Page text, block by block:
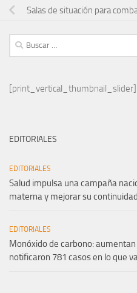
Salas de situación para
Buscar:
[print_vertical_thumbnail_slider]
EDITORIALES
EDITORIALES
Salud impulsa una campaña
materna y mejorar su continuidad
EDITORIALES
Monóxido de carbono:
notificaron 781 casos en lo que